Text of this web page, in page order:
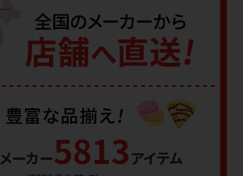
メーカー5813アイテム